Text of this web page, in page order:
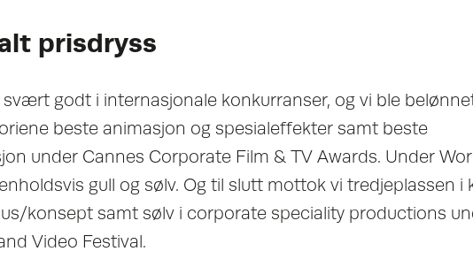
prisdryss
godt i internasjonale konkurranser, og vi ble
beste animasjon og spesialeffekter samt beste
under Cannes Corporate Film & TV Awards. Under
gull og sølv. Og til slutt mottok vi tredjeplassen i
konsept samt sølv i corporate speciality productions
Video Festival.